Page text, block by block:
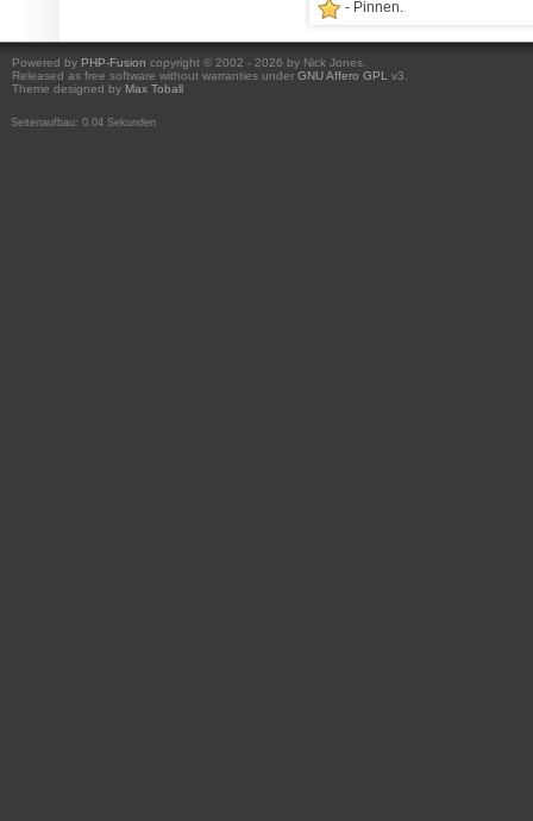
- Pinnen.
Powered by PHP-Fusion copyright © 2002 - 2026 by Nick Jones.
Released as free software without warranties under GNU Affero GPL
v3.
Theme designed by Max Toball
Seitenaufbau: 0.04 Sekunden